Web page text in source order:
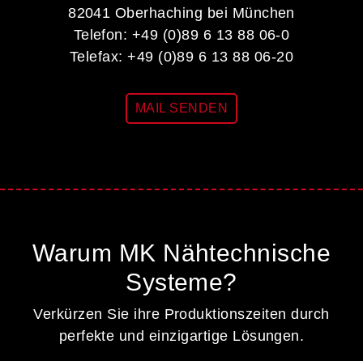
82041 Oberhaching bei München
Telefon: +49 (0)89 6 13 88 06-0
Telefax: +49 (0)89 6 13 88 06-20
MAIL SENDEN
Warum MK Nähtechnische
Systeme?
Verkürzen Sie ihre Produktionszeiten durch
perfekte und einzigartige Lösungen.